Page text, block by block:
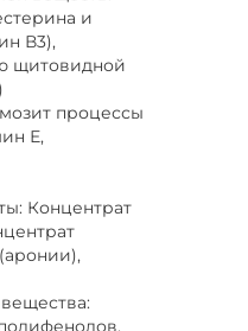
и
В3),
щитовидной
процессы
Е,
Концентрат